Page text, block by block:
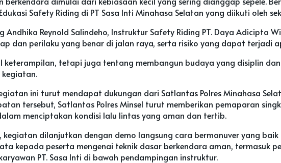
Safety Riding di PT Sasa Inti Minahasa Selatan yang diikuti oleh
Reynold Salindeho, Instruktur Safety Riding PT. Daya Adicipta
dan perilaku yang benar di jalan raya, serta risiko yang dapat terjadi
keterampilan, tetapi juga tentang membangun budaya yang disiplin
kegiatan.
ini turut mendapat dukungan dari Satlantas Polres Minahasa
tersebut, Satlantas Polres Minsel turut memberikan pemaparan
menciptakan kondisi lalu lintas yang aman dan tertib.
dilanjutkan dengan demo langsung cara bermanuver yang
kepada peserta mengenai teknik dasar berkendara aman, termasuk
PT. Sasa Inti di bawah pendampingan instruktur.